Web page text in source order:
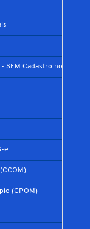
SEM Cadastro no
e
(CPOM)